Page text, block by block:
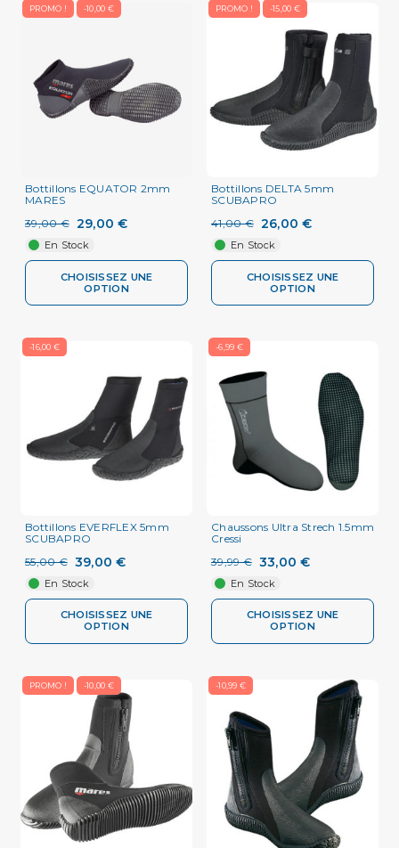
PROMO ! -10,00 €
Bottillons EQUATOR 2mm
MARES
39,00 € 29,00 €
En Stock
CHOISISSEZ UNE
OPTION
PROMO ! -15,00 €
Bottillons DELTA 5mm
SCUBAPRO
41,00 € 26,00 €
En Stock
CHOISISSEZ UNE
OPTION
-16,00 €
Bottillons EVERFLEX 5mm
SCUBAPRO
55,00 € 39,00 €
En Stock
CHOISISSEZ UNE
OPTION
-6,99 €
Chaussons Ultra Strech 1.5mm
Cressi
39,99 € 33,00 €
En Stock
CHOISISSEZ UNE
OPTION
PROMO ! -10,00 € -10,99 €